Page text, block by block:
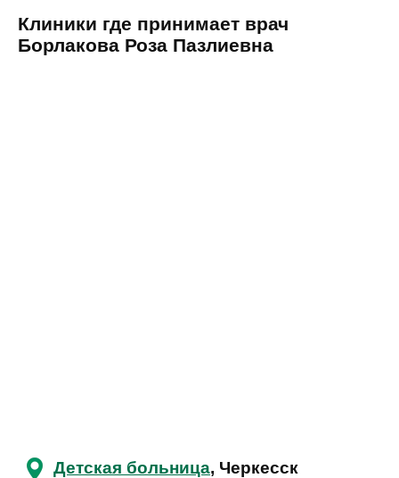
Клиники где принимает врач
Борлакова Роза Пазлиевна
Детская больница, Черкесск